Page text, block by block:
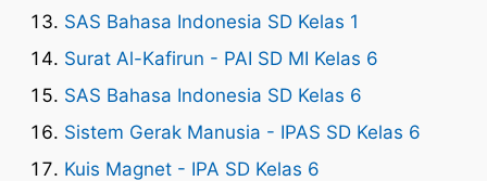
SAS Bahasa Indonesia SD Kelas 1
Surat Al-Kafirun - PAI SD MI Kelas 6
SAS Bahasa Indonesia SD Kelas 6
Sistem Gerak Manusia - IPAS SD Kelas 6
Kuis Magnet - IPA SD Kelas 6